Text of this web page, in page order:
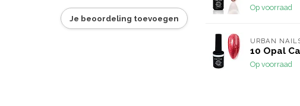
Je beoordeling toevoegen
Op voorraad
URBAN
10 Opal
Op voorraad